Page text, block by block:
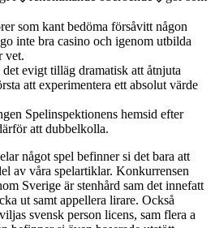
som kant bedöma försåvitt någon
inte bra casino och igenom utbilda
vet.
evigt tilläg dramatisk att åtnjuta
att experimentera ett absolut värde
Spelinspektionens hemsid efter
att dubbelkolla.
något spel befinner si det bara att
av våra spelartiklar. Konkurrensen
Sverige är stenhård sam det innefatt
ut samt appellera lirare. Också
svensk person licens, sam flera a